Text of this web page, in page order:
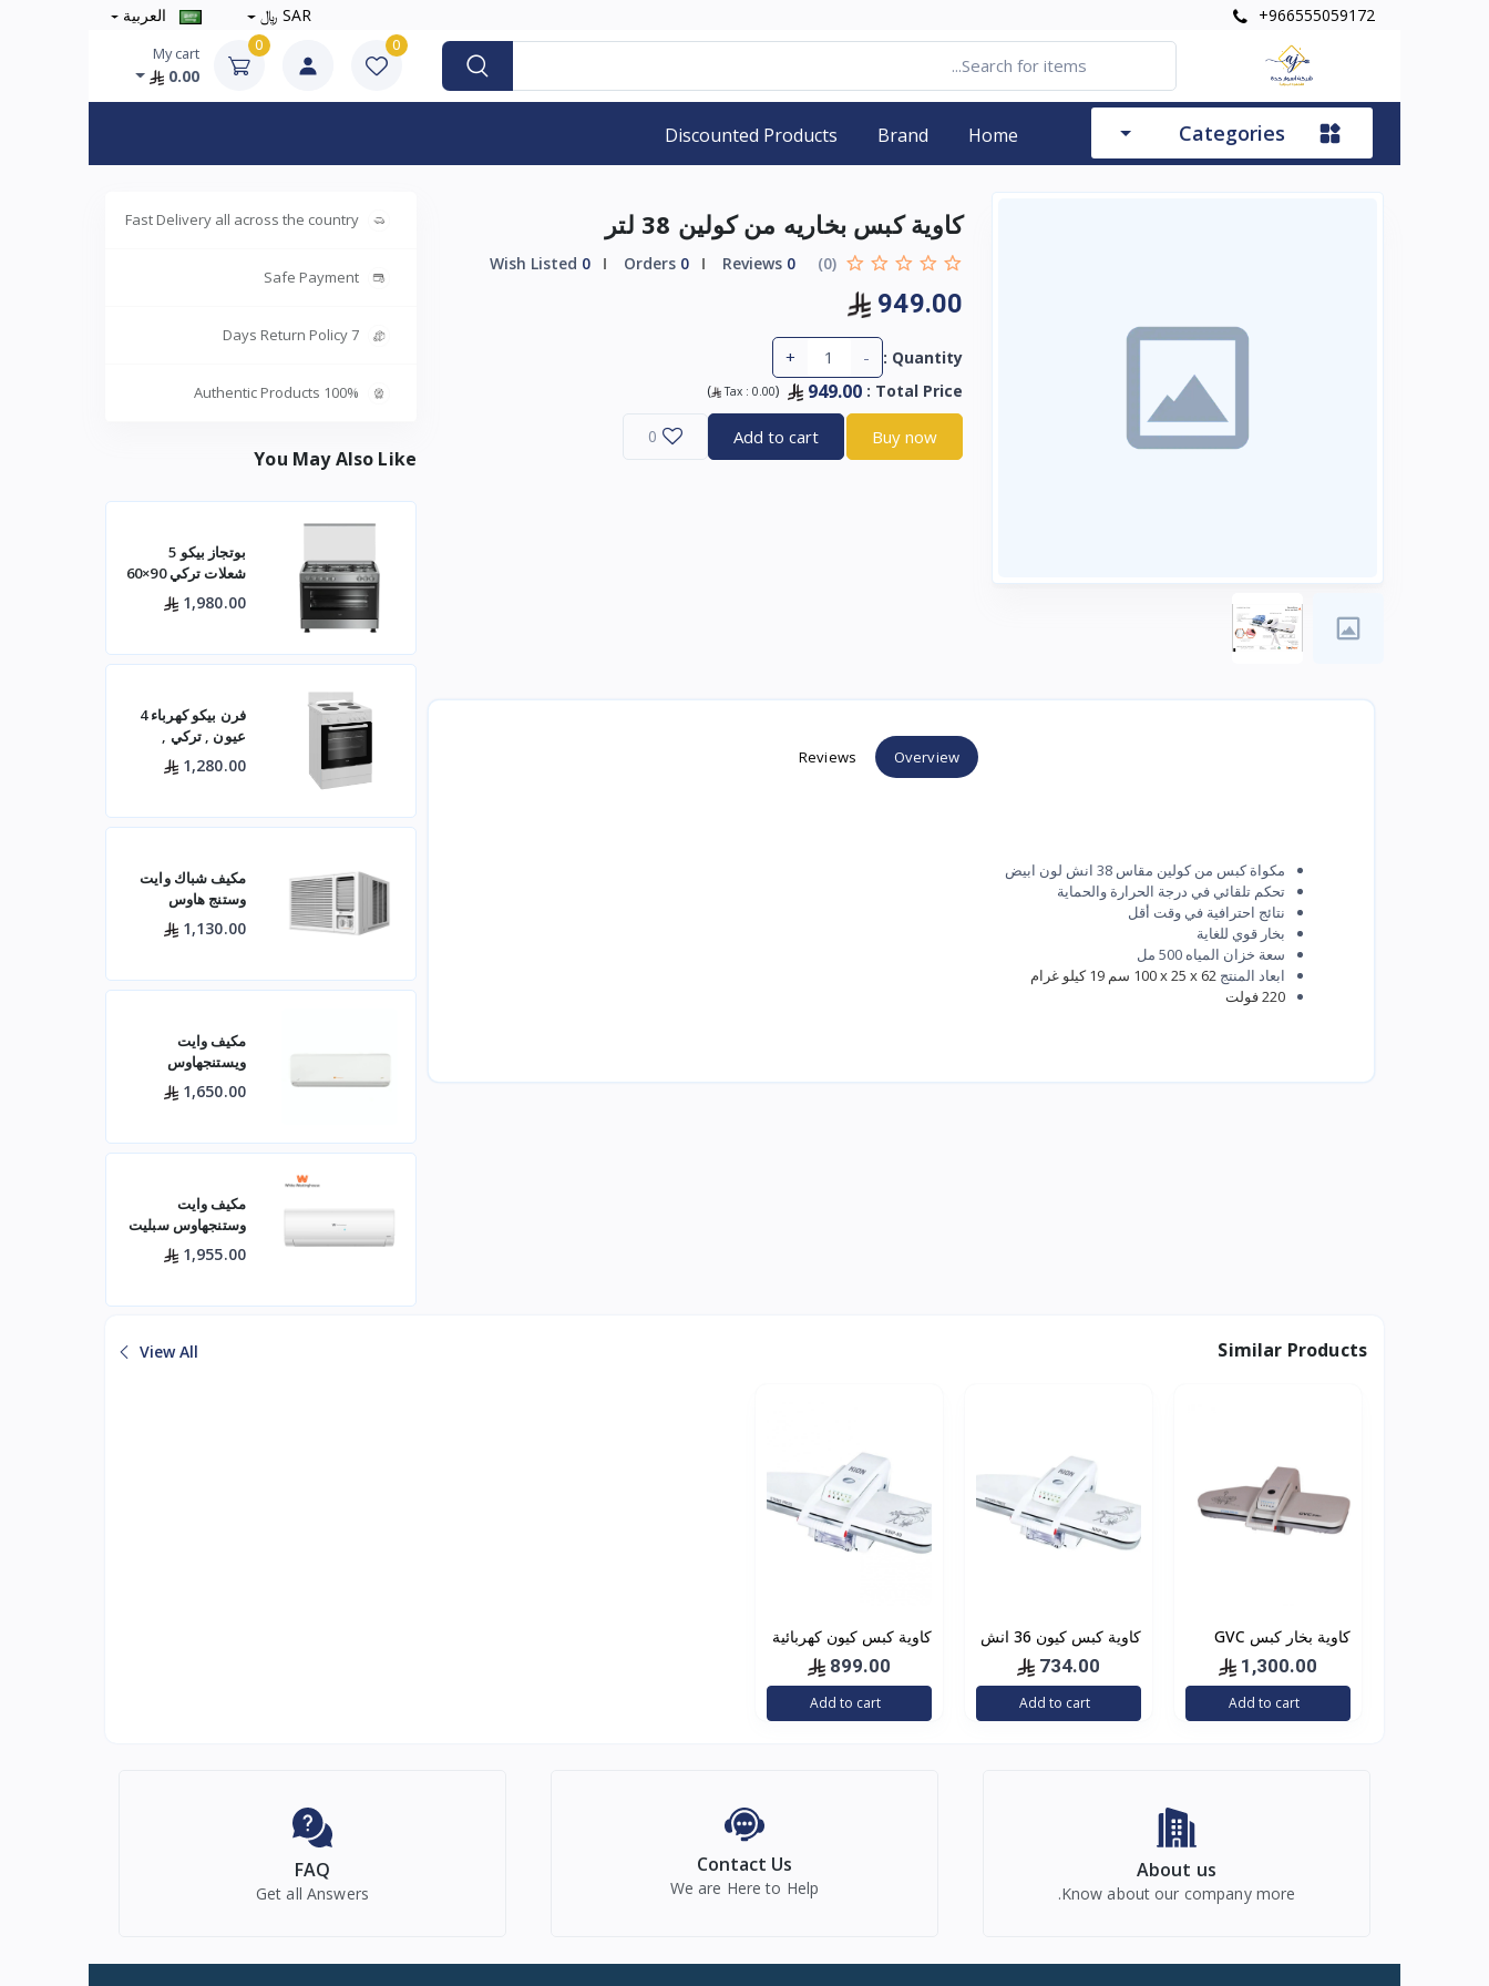
+966555059172 SAR ﷼ العربية
0
0
My cart
0.00
Categories
Home
Brand
Discounted Products
كاوية كبس بخاريه من كولين 38 لتر
(0)
0
0
0
949.00
Quantity :
-
+
Total Price
:
949.00
(
Tax : 0.00
)
Buy now
Add to cart
0
Overview
Reviews
مكواة كبس من كولين مقاس 38 انش لون ابيض
تحكم تلقائي في درجة الحرارة والحماية
نتائج احترافية في وقت أقل
بخار قوي للغاية
سعة خزان المياه 500 مل
ابعاد المنتج ‎100 x 25 x 62 سم 19 كيلو غرام
‎220 فولت
Fast Delivery all across the country
Safe Payment
7 Days Return Policy
100% Authentic Products
You May Also Like
بوتجاز بيكو 5
شعلات تركي 90×60
ستيل مع مروحتين –
GG15120FXNS
1,980.00
فرن بيكو كهرباء 4
عيون , تركي ,
60×60 باب زجاجي
– أبيض- FBS 66000
1,280.00
مكيف شباك وايت
وستنج هاوس
(الجديد)
WWA20K22R
1,130.00
مكيف وايت
ويستنجهاوس
بارد
1,650.00
مكيف وايت
وستنجهاوس سبليت
24 بارد — 21400
وحدة موديل
لتبريد فعال للم
1,955.00
Similar Products
View All
كاوية بخار كبس GVC
PRO مع استاند 36بوصة
– 1600 وات
1,300.00
Add to cart
كاوية كبس كيون 36 انش
734.00
Add to cart
كاوية كبس كيون كهربائية
بخار مقاس 40
899.00
Add to cart
About us
Know about our company more.
Contact Us
We are Here to Help
FAQ
Get all Answers